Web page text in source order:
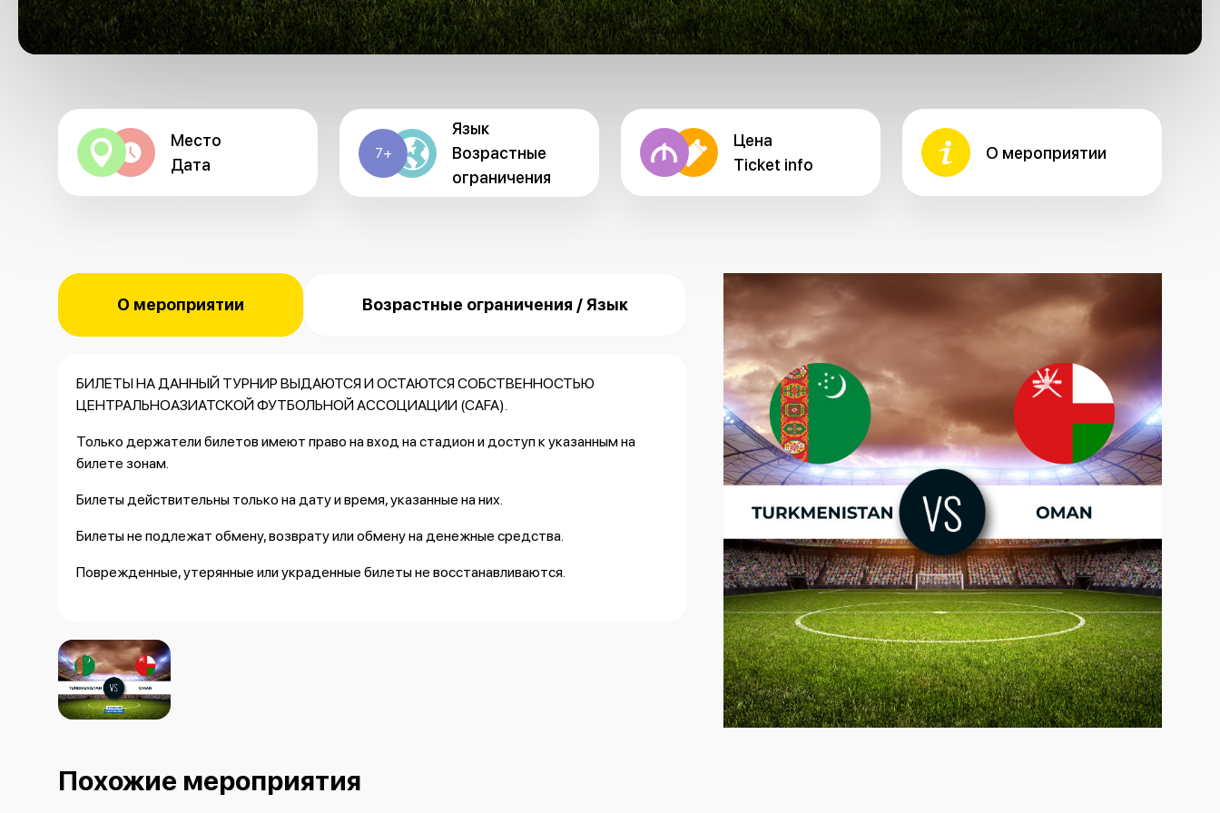
Место
Дата
7+
Язык
Возрастные
ограничения
Цена
Ticket info
О мероприятии
О мероприятии Возрастные ограничения / Язык
БИЛЕТЫ НА ДАННЫЙ ТУРНИР ВЫДАЮТСЯ И ОСТАЮТСЯ СОБСТВЕННОСТЬЮ
ЦЕНТРАЛЬНОАЗИАТСКОЙ ФУТБОЛЬНОЙ АССОЦИАЦИИ (CAFA).
Только держатели билетов имеют право на вход на стадион и доступ к указанным на
билете зонам.
Билеты действительны только на дату и время, указанные на них.
Билеты не подлежат обмену, возврату или обмену на денежные средства.
Поврежденные, утерянные или украденные билеты не восстанавливаются.
Опасные предметы, оружие, запрещённые вещества, огонь и взрывчатые вещества
строго запрещены.
Держатели билетов обязаны сотрудничать и проходить досмотр или проверку со
стороны уполномоченных органов.
риск.
Похожие мероприятия